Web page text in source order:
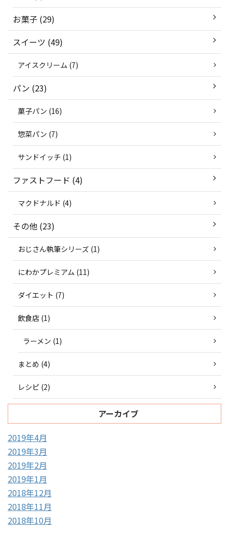
お菓子 (29)
スイーツ (49)
アイスクリーム (7)
パン (23)
菓子パン (16)
惣菜パン (7)
サンドイッチ (1)
ファストフード (4)
マクドナルド (4)
その他 (23)
おじさん執筆シリーズ (1)
にわかプレミアム (11)
ダイエット (7)
飲食店 (1)
ラーメン (1)
まとめ (4)
レシピ (2)
アーカイブ
2019年4月
2019年3月
2019年2月
2019年1月
2018年12月
2018年11月
2018年10月